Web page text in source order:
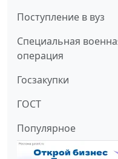
Поступление в вуз
Специальная
операция
Госзакупки
ГОСТ
Популярное